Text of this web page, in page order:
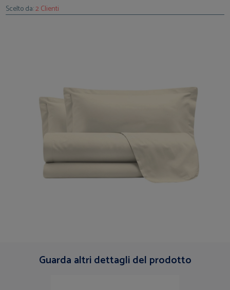
Scelto da:2 Clienti
Guarda altri dettagli del prodotto